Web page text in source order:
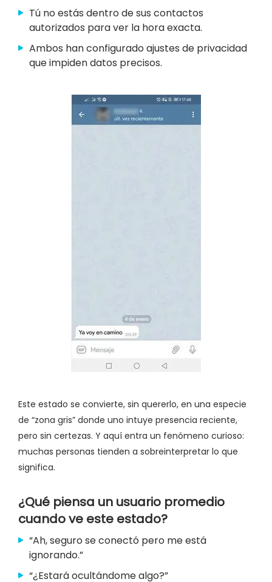
Tú no estás dentro de sus contactos
autorizados para ver la hora exacta.
Ambos han configurado ajustes de privacidad
que impiden datos precisos.
Este estado se convierte, sin quererlo, en una especie
de “zona gris” donde uno intuye presencia reciente,
pero sin certezas. Y aquí entra un fenómeno curioso:
muchas personas tienden a sobreinterpretar lo que
significa.
¿Qué piensa un usuario promedio
cuando ve este estado?
“Ah, seguro se conectó pero me está
ignorando.”
“¿Estará ocultándome algo?”